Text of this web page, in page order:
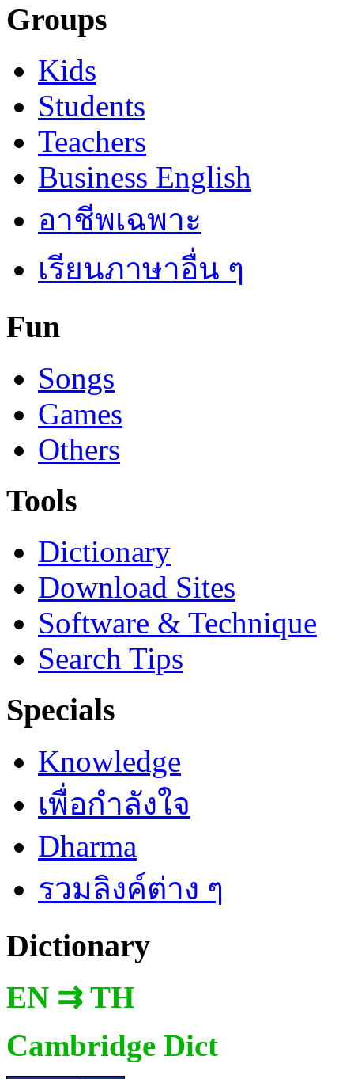
Groups
Kids
Students
Teachers
Business English
อาชีพเฉพาะ
เรียนภาษาอื่น ๆ
Fun
Songs
Games
Others
Tools
Dictionary
Download Sites
Software & Technique
Search Tips
Specials
Knowledge
เพื่อกำลังใจ
Dharma
รวมลิงค์ต่าง ๆ
Dictionary
EN ⇉ TH
Cambridge Dict